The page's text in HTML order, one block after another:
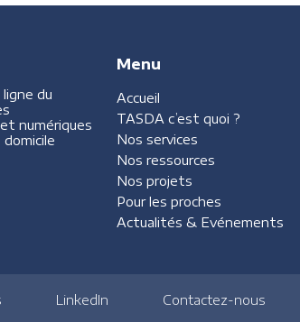
du
numériques
domicile
Menu
Accueil
TASDA c’est quoi ?
Nos services
Nos ressources
Nos projets
Pour les proches
Actualités & Evénements
LinkedIn Contactez-nous